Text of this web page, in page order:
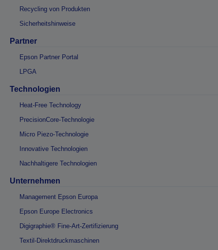
Recycling von Produkten
Sicherheitshinweise
Partner
Epson Partner Portal
LPGA
Technologien
Heat-Free Technology
PrecisionCore-Technologie
Micro Piezo-Technologie
Innovative Technologien
Nachhaltigere Technologien
Unternehmen
Management Epson Europa
Epson Europe Electronics
Digigraphie® Fine-Art-Zertifizierung
Textil-Direktdruckmaschinen